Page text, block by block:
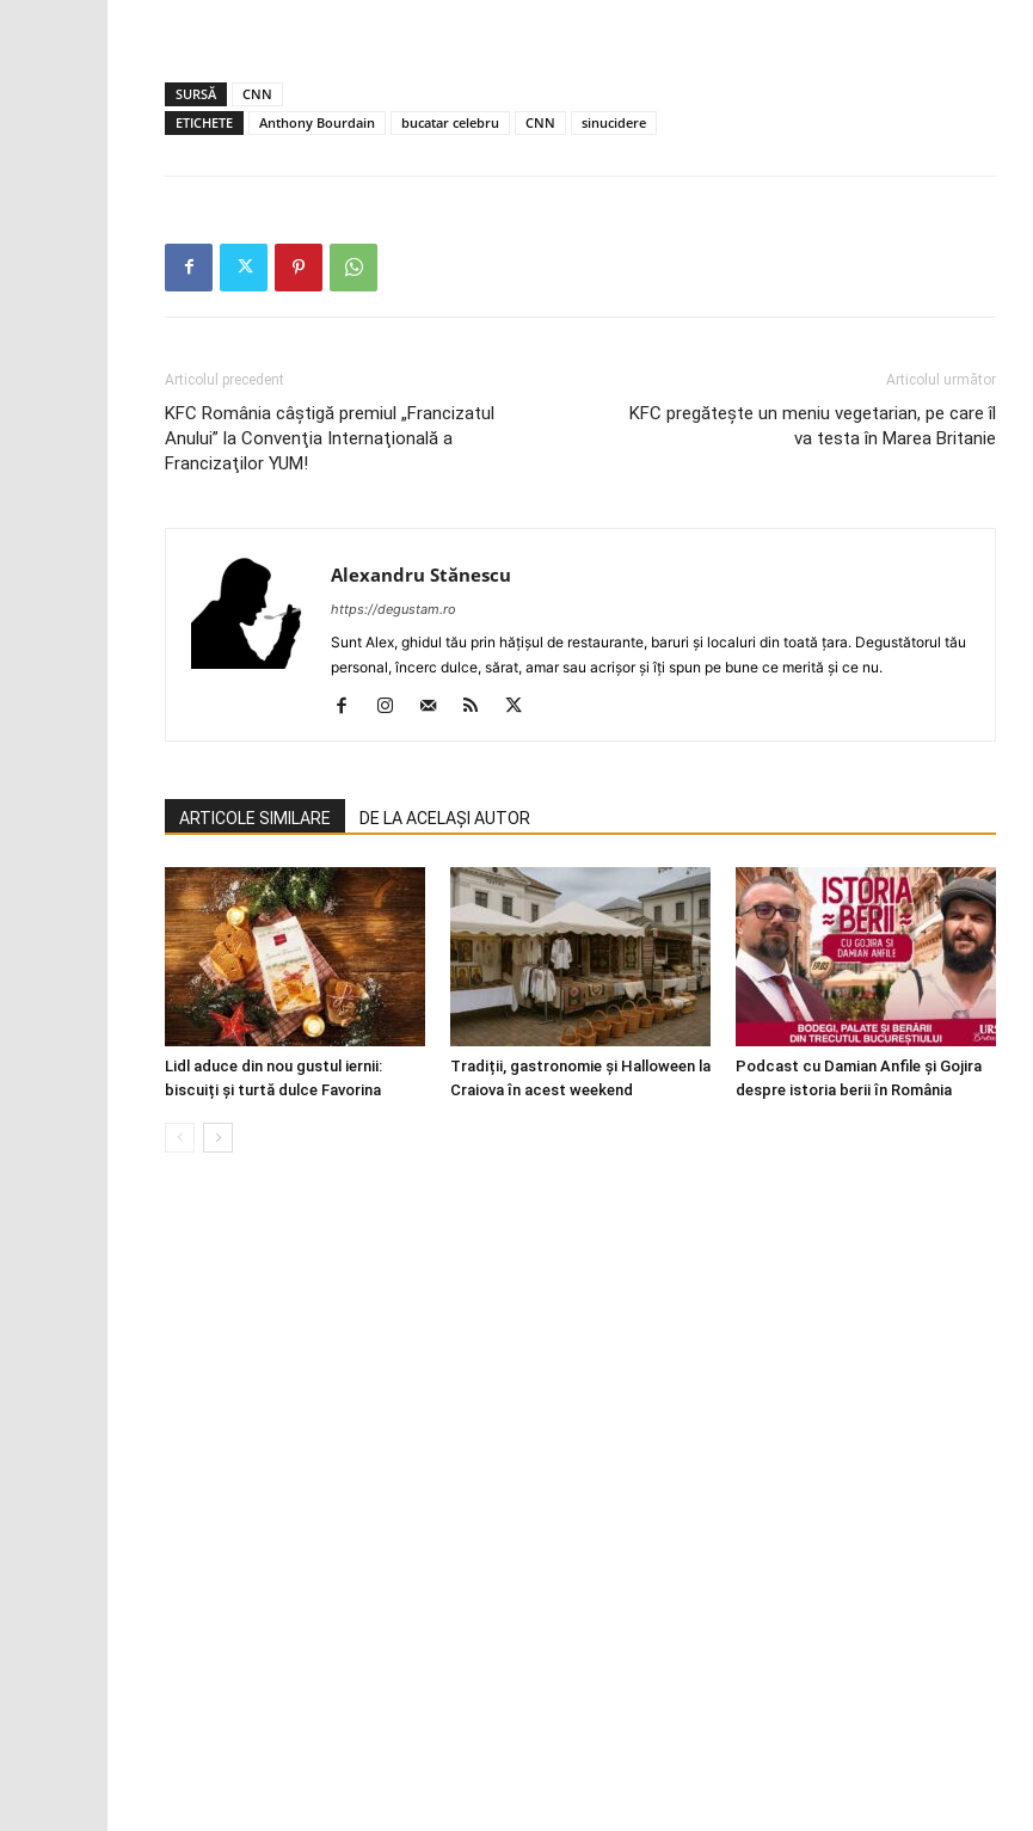
SURSĂ
CNN
ETICHETE
Anthony Bourdain bucatar celebru CNN sinucidere
Articolul precedent
KFC România câştigă premiul „Francizatul
Anului” la Convenţia Internaţională a
Francizaţilor YUM!
Articolul următor
KFC pregăteşte un meniu vegetarian, pe care îl
va testa în Marea Britanie
Alexandru Stănescu
https://degustam.ro
Sunt Alex, ghidul tău prin hăţişul de restaurante, baruri şi localuri din toată ţara. Degustătorul tău
personal, încerc dulce, sărat, amar sau acrişor şi îţi spun pe bune ce merită şi ce nu.
ARTICOLE SIMILARE DE LA ACELAȘI AUTOR
Lidl aduce din nou gustul iernii:
biscuiți și turtă dulce Favorina
Tradiții, gastronomie și Halloween la
Craiova în acest weekend
Podcast cu Damian Anfile și Gojira
despre istoria berii în România